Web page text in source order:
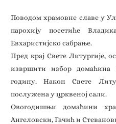
Поводом храмовне славе у
парохију посетиће
Евхаристијско сабрање.
Пред крај Свете Литургије,
извршити избор домаћина
годину. Након Свете
послужена у црквеној сали.
Овогодишњи домаћини
Ангеловски, Гачић и